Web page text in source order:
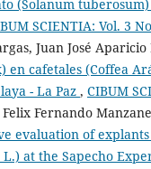
(Solanum
SCIENTIA: Vol. 3
Juan José
en cafetales (Coffea
- La Paz , CIBUM
Fernando
evaluation of
at the Sapecho